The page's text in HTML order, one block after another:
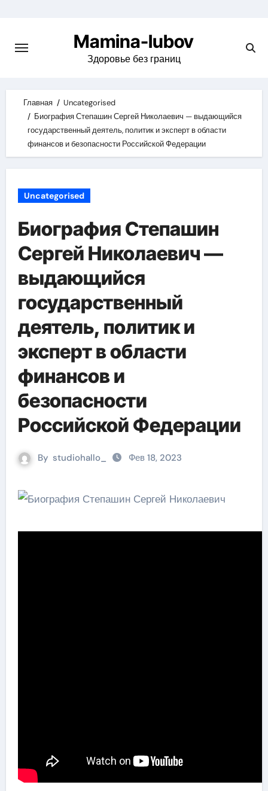
content
Mamina-lubov
Здоровье без границ
Главная
Uncategorised
Биография Степашин Сергей Николаевич — выдающийся
государственный деятель, политик и эксперт в области
финансов и безопасности Российской Федерации
Uncategorised
Биография Степашин
Сергей Николаевич —
выдающийся
государственный
деятель, политик и
эксперт в области
финансов и
безопасности
Российской Федерации
By studiohallo_ Фев 18, 2023